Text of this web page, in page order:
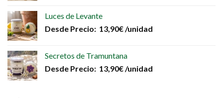
Luces de Levante
Desde Precio: 13,90€/unidad
Secretos de Tramuntana
Desde Precio: 13,90€/unidad